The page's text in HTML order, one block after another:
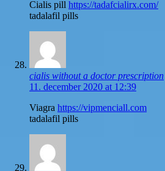
Cialis pill https://tadafcialirx.com/
tadalafil pills
cialis without a doctor prescription
11. december 2020 at 12:39
Viagra https://vipmenciall.com
tadalafil pills